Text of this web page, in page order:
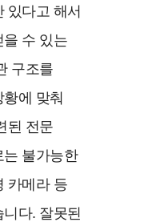
있다고 해서
을 수 있는
구조를
에 맞춰
된 전문
는 불가능한
카메라 등
다. 잘못된